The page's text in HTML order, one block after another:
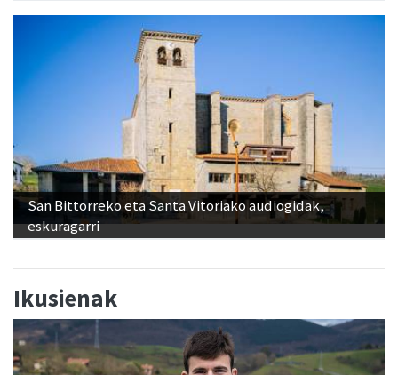
San Bittorreko eta Santa Vitoriako audiogidak,
eskuragarri
Ikusienak